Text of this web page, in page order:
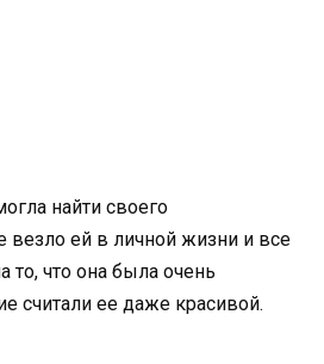
найти своего
везло ей в личной жизни и все
то, что она была очень
считали ее даже красивой.